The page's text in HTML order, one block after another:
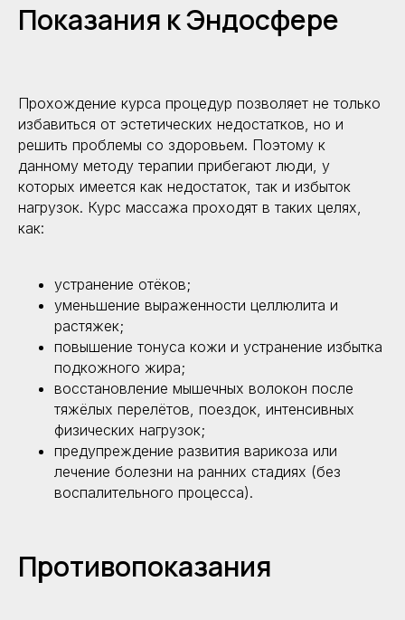
Показания к Эндосфере
Прохождение курса процедур позволяет не только
избавиться от эстетических недостатков, но и
решить проблемы со здоровьем. Поэтому к
данному методу терапии прибегают люди, у
которых имеется как недостаток, так и избыток
нагрузок. Курс массажа проходят в таких целях,
как:
устранение отёков;
уменьшение выраженности целлюлита и
растяжек;
повышение тонуса кожи и устранение избытка
подкожного жира;
восстановление мышечных волокон после
тяжёлых перелётов, поездок, интенсивных
физических нагрузок;
предупреждение развития варикоза или
лечение болезни на ранних стадиях (без
воспалительного процесса).
Противопоказания
Записаться
м. Курская / Чкаловская
Политика конфиденциальности
Настройка файлов cookie
Обработка персональных данных
Общество с ограниченной ответственностью
2026. Все права защищены
*Instagram признан экстремистской
организацией и запрещен на территории РФ